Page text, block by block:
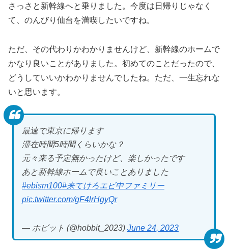
さっさと新幹線へと乗りました。今度は日帰りじゃなく
て、のんびり仙台を満喫したいですね。
ただ、その代わりかわかりませんけど、新幹線のホームで
かなり良いことがありました。初めてのことだったので、
どうしていいかわかりませんでしたね。ただ、一生忘れな
いと思います。
最速で東京に帰ります
滞在時間5時間くらいかな？
元々来る予定無かったけど、楽しかったです
あと新幹線ホームで良いことありました
#ebism100#来てけろエビ中ファミリー
pic.twitter.com/gF4lrHgyQr
— ホビット (@hobbit_2023) June 24, 2023